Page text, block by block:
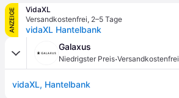
ANZEIGE
VidaXL
Versandkostenfrei, 2–5 Tage
vidaXL Hantelbank
Galaxus
Niedrigster Preis·Versandkostenfrei
vidaXL, Hantelbank